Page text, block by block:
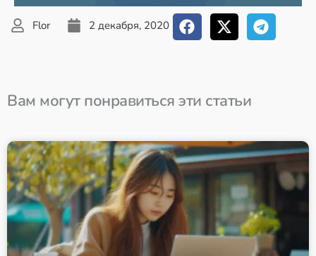
Flor 2 декабря, 2020
Вам могут понравиться эти статьи